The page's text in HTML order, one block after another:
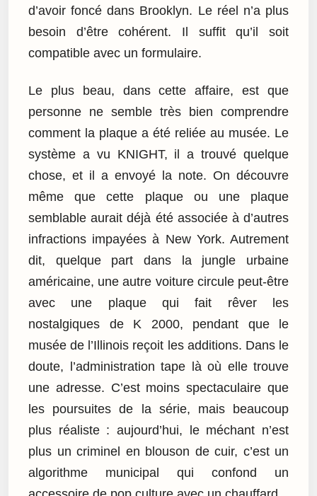
d’avoir foncé dans Brooklyn. Le réel n’a plus
besoin d’être cohérent. Il suffit qu’il soit
compatible avec un formulaire.
Le plus beau, dans cette affaire, est que
personne ne semble très bien comprendre
comment la plaque a été reliée au musée. Le
système a vu KNIGHT, il a trouvé quelque
chose, et il a envoyé la note. On découvre
même que cette plaque ou une plaque
semblable aurait déjà été associée à d’autres
infractions impayées à New York. Autrement
dit, quelque part dans la jungle urbaine
américaine, une autre voiture circule peut-être
avec une plaque qui fait rêver les
nostalgiques de K 2000, pendant que le
musée de l’Illinois reçoit les additions. Dans le
doute, l’administration tape là où elle trouve
une adresse. C’est moins spectaculaire que
les poursuites de la série, mais beaucoup
plus réaliste : aujourd’hui, le méchant n’est
plus un criminel en blouson de cuir, c’est un
algorithme municipal qui confond un